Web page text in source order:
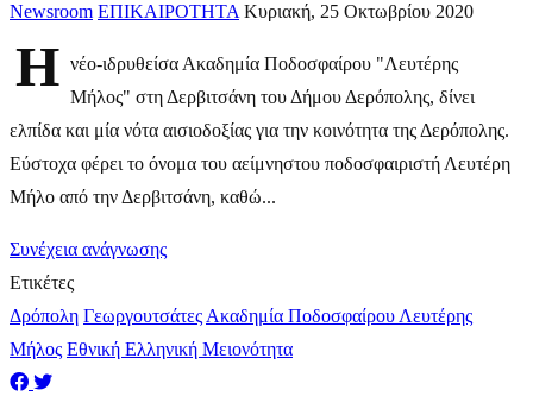
Newsroom ΕΠΙΚΑΙΡΟΤΗΤΑ Κυριακή, 25 Οκτωβρίου 2020
Η νέο-ιδρυθείσα Ακαδημία Ποδοσφαίρου "Λευτέρης
Μήλος" στη Δερβιτσάνη του Δήμου Δερόπολης, δίνει
ελπίδα και μία νότα αισιοδοξίας για την κοινότητα της Δερόπολης.
Εύστοχα φέρει το όνομα του αείμνηστου ποδοσφαιριστή Λευτέρη
Μήλο από την Δερβιτσάνη, καθώ...
Συνέχεια ανάγνωσης
Ετικέτες
Δρόπολη Γεωργουτσάτες Ακαδημία Ποδοσφαίρου Λευτέρης
Μήλος Εθνική Ελληνική Μειονότητα